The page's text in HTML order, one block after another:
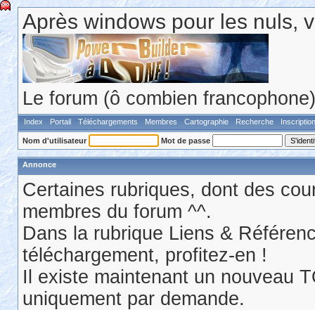
Après windows pour les nuls,
Le forum (ô combien
Index Portail Téléchargements Membres Cartographie Recherche Inscription
Nom d'utilisateur Mot de passe
Annonce
Certaines rubriques, dont des
membres du forum ^^.
Dans la rubrique Liens &
téléchargement, profitez-en !
Il existe maintenant un nouveau
uniquement par demande.